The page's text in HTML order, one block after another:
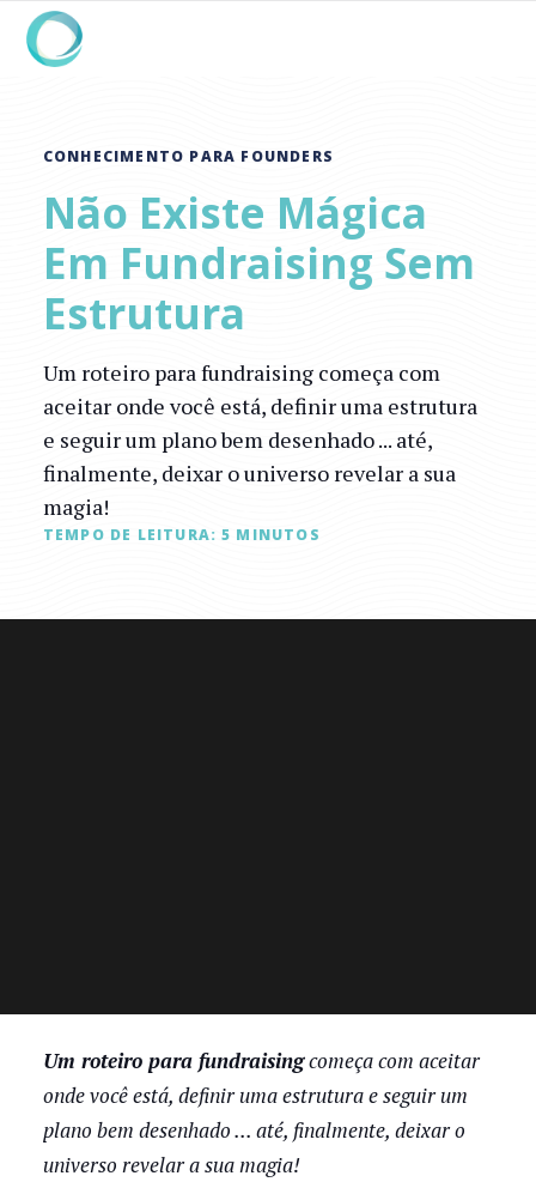
CONHECIMENTO PARA FOUNDERS
Não Existe Mágica
Em Fundraising Sem
Estrutura
Um roteiro para fundraising começa com
aceitar onde você está, definir uma estrutura
e seguir um plano bem desenhado ... até,
finalmente, deixar o universo revelar a sua
magia!
TEMPO DE LEITURA: 5 MINUTOS
Um roteiro para fundraisingcomeça com aceitar
onde você está, definir uma estrutura e seguir um
plano bem desenhado ... até, finalmente, deixar o
universo revelar a sua magia!